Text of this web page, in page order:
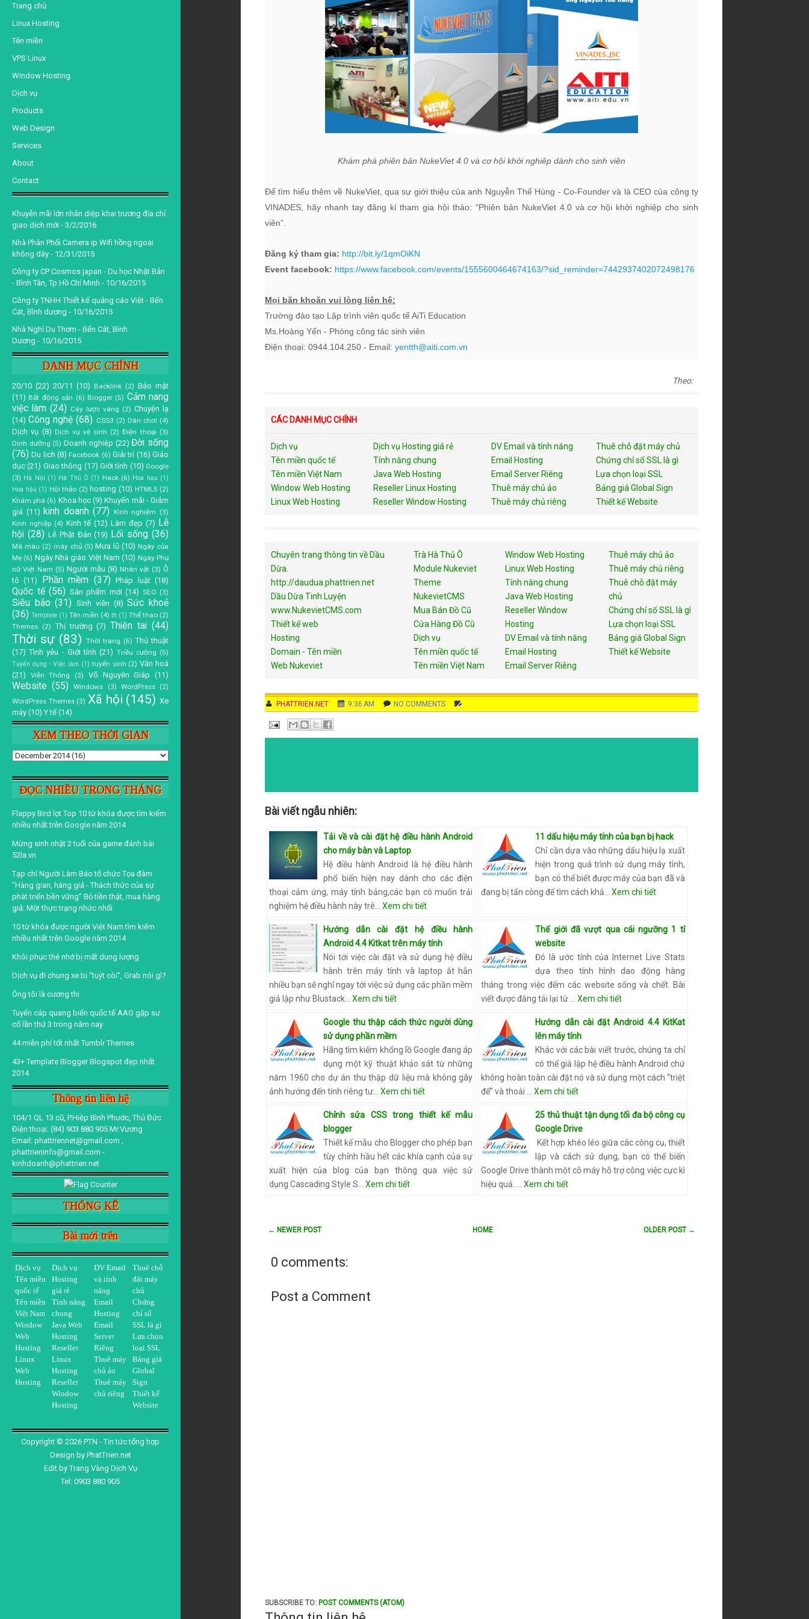
Trang chủ
Linux Hosting
Tên miền
VPS Linux
Window Hosting
Dịch vụ
Products
Web Design
Services
About
Contact
Khuyễn mãi lớn nhân diệp khai trương địa chỉ
giao dịch mới - 3/2/2016
Nhà Phân Phối Camera ip Wifi hồng ngoại
không dây - 12/31/2015
Công ty CP Cosmos japan - Du học Nhật Bản
- Bình Tân, Tp Hồ Chí Minh - 10/16/2015
Công ty TNHH Thiết kế quảng cáo Việt - Bến
Cát, Bình dương - 10/16/2015
Nhà Nghỉ Du Thơm - Bến Cát, Bình
Dương - 10/16/2015
DANH MỤC CHÍNH
20/10 (22) 20/11 (10) Backlink (2) Bảo mật
(11) Bất động sản (6) Blogger (5) Cảm nang
việc làm (24) Cây lược vàng (2) Chuyện lạ
(14) Công nghệ (68) CSS3 (2) Dân chơi (4)
Dịch vụ (8) Dịch vụ vệ sinh (2) Điện thoại (3)
Dinh dưỡng (5) Doanh nghiệp (22) Đời sống
(76) Du lịch (8) Facebook (6) Giải trí (16) Giáo
dục (21) Giao thông (17) Giới tính (10) Google
(3) Hà Nội (1) Hà Thủ Ô (1) Hack (6) Hoa hau (1)
Hoa hậu (1) Hội thảo (2) hosting (10) HTML5 (2)
Khám phá (6) Khoa học (9) Khuyến mãi - Giảm
giá (11) kinh doanh (77) Kinh nghiệm (3)
Kinh nghiệp (4) Kinh tế (12) Làm đẹp (7) Lễ
hội (28) Lễ Phật Đản (19) Lối sống (36)
Mã màu (2) máy chủ (5) Mưa lũ (10) Ngày của
Mẹ (6) Ngày Nhà giáo Việt Nam (10) Ngày Phụ
nữ Việt Nam (5) Người mẫu (8) Nhân vật (3) Ô
tô (11) Phần mềm (37) Pháp luật (18)
Quốc tế (56) Sản phẩm mới (14) SEO (3)
Siêu bão (31) Sinh viên (8) Sức khoẻ
(36) Template (1) Tên miền (4) th (1) Thể thao (2)
Themes (2) Thị trường (7) Thiên tai (44)
Thời sự (83) Thời trang (6) Thủ thuật
(17) Tình yêu - Giới tính (21) Triều cường (5)
Tuyển dụng - Việc làm (1) tuyển sinh (2) Văn hoá
(21)
Viễn Thông (3) Võ Nguyên Giáp (11)
Website (55) Windows (3) WordPress (2)
WordPress Themes (3) Xã hội (145) Xe
máy (10) Y tế (14)
XEM THEO THỜI GIAN
ĐỌC NHIỀU TRONG THÁNG
Flappy Bird lọt Top 10 từ khóa được tìm kiếm
nhiều nhất trên Google năm 2014
Mừng sinh nhật 2 tuổi của game đánh bài
52la.vn
Tạp chí Người Làm Báo tổ chức Tọa đàm
“Hàng gian, hàng giả - Thách thức của sự
phát triển bền vững” Bỏ tiền thật, mua hàng
giả: Một thực trạng nhức nhối
10 từ khóa được người Việt Nam tìm kiếm
nhiều nhất trên Google năm 2014
Khôi phục thẻ nhớ bị mất dung lượng
Dịch vụ đi chung xe bị “tuýt còi”, Grab nói gì?
Ông tôi là cương thi
Tuyến cáp quang biển quốc tế AAG gặp sự
cố lần thứ 3 trong năm nay
44 miễn phí tốt nhất Tumblr Themes
43+ Template Blogger Blogspot đẹp nhất
2014
Thông tin liên hệ
104/1 QL 13 cũ, P.Hiệp Bình Phước, Thủ Đức
Điện thoại: (84) 903 880 905 Mr.Vương
Email: phattriennet@gmail.com ,
phattrieninfo@gmail.com -
kinhdoanh@phattrien.net
THỐNG KÊ
Bài mới trên
Dịch vụ
Tên miền
quốc tế
Tên miền
Việt Nam
Window
Web
Hosting
Linux
Web
Hosting
Dịch vụ
Hosting
giá rẻ
Tính năng
chung
Java Web
Hosting
Reseller
Linux
Hosting
Reseller
Window
Hosting
DV Email
và tính
năng
Email
Hosting
Email
Server
Riêng
Thuê máy
chủ ảo
Thuê máy
chủ riêng
Thuê chỗ
đặt máy
chủ
Chứng
chỉ số
SSL là gì
Lựa chọn
loại SSL
Bảng giá
Global
Sign
Thiết kế
Website
Copyright © 2026 PTN - Tin tức tổng hợp
Design by PhatTrien.net
Edit byTrang Vàng Dịch Vụ
Tel: 0903 880 905
Khám phá phiên bản NukeViet 4.0 và cơ hội khởi nghiêp dành cho sinh viên
Để tìm hiểu thêm về NukeViet, qua sự giới thiệu của anh Nguyễn Thế Hùng -Co-Founder và là CEO của công ty
VINADES,
hãy nhanh tay đăng kí tham gia hội thảo: “Phiên bản NukeViet 4.0 và cơ hội khởi nghiệp cho sinh
viên”.
Đăng ký tham gia: http://bit.ly/1qmOiKN
Event facebook: https://www.facebook.com/events/1555600464674163/?sid_reminder=7442937402072498176
Mọi băn khoăn vui lòng liên hệ:
Trường đào tạo Lập trình viên quốc tế AiTi Education
Ms.Hoàng Yến - Phòng công tác sinh viên
Điện thoại: 0944.104.250 - Email: yentth@aiti.com.vn
Theo:
CÁC DANH MỤC CHÍNH
Dịch vụ
Tên miền quốc tế
Tên miền Việt Nam
Window Web Hosting
Linux Web Hosting
Dịch vụ Hosting giá rẻ
Tính năng chung
Java Web Hosting
Reseller Linux Hosting
Reseller Window Hosting
DV Email và tính năng
Email Hosting
Email Server Riêng
Thuê máy chủ ảo
Thuê máy chủ riêng
Thuê chỗ đặt máy chủ
Chứng chỉ số SSL là gì
Lựa chọn loại SSL
Bảng giá Global Sign
Thiết kế Website
Chuyên trang thông tin về Dầu
Dừa.
http://daudua.phattrien.net
Dầu Dừa Tinh Luyện
www.NukevietCMS.com
Thiết kế web
Hosting
Domain - Tên miền
Web Nukeviet
Trà Hà Thủ Ô
Module Nukeviet
Theme
NukevietCMS
Mua Bán Đồ Cũ
Cửa Hàng Đồ Cũ
Dịch vụ
Tên miền quốc tế
Tên miền Việt Nam
Window Web Hosting
Linux Web Hosting
Tính năng chung
Java Web Hosting
Reseller Window
Hosting
DV Email và tính năng
Email Hosting
Email Server Riêng
Thuê máy chủ ảo
Thuê máy chủ riêng
Thuê chỗ đặt máy
chủ
Chứng chỉ số SSL là gì
Lựa chọn loại SSL
Bảng giá Global Sign
Thiết kế Website
AUTHOR
PHATTRIEN.NET DATE
9:36 AM COMMENTS
NO COMMENTS
E
Bài viết ngẫu nhiên:
Tải về và cài đặt hệ điều hành Android
cho máy bàn và Laptop
Hệ điều hành Android là hệ điều hành
phổ biến hiện nay dành cho các điện
thoại cảm ứng, máy tính bảng,các bạn có muốn trải
nghiệm hệ điều hành này trê…
Xem chi tiết
11 dấu hiệu máy tính của bạn bị hack
Chỉ cần dựa vào những dấu hiệu lạ xuất
hiện trong quá trình sử dụng máy tính,
bạn có thể biết được máy của bạn đã và
đang bị tấn công để tìm cách khắ…
Xem chi tiết
Hướng dẫn cài đặt hệ điều hành
Android 4.4 Kitkat trên máy tính
Nói tới việc cài đặt và sử dụng hệ điều
hành trên máy tính và laptop ắt hẳn
nhiều bạn sẽ nghĩ ngay tới việc sử dụng các phần mềm
giả lập như Blustack…
Xem chi tiết
Thế giới đã vượt qua cái ngưỡng 1 tỉ
website
Đó là ước tính của Internet Live Stats
dựa theo tính hình dao động hàng
tháng trong việc đếm các website sống và chết. Bài
viết được đăng tải lại từ …
Xem chi tiết
Google thu thập cách thức người dùng
sử dụng phần mềm
Hãng tìm kiếm khổng lồ Google đang áp
dụng một kỹ thuật khảo sát từ những
năm 1960 cho dự án thu thập dữ liệu mà không gây
ảnh hưởng đến tính riêng tư…
Xem chi tiết
Hướng dẫn cài đặt Android 4.4 KitKat
lên máy tính
Khác với các bài viết trước, chúng ta chỉ
có thể giả lập hệ điều hành Android chứ
không hoàn toàn cài đặt nó và sử dụng một cách “triệt
để” và thoải …
Xem chi tiết
Chỉnh sửa CSS trong thiết kế mẫu
blogger
Thiết kế mẫu cho Blogger cho phép bạn
tùy chỉnh hầu hết các khía cạnh của sự
xuất hiện của blog của bạn thông qua việc sử
dụng Cascading Style S…
Xem chi tiết
25 thủ thuật tận dụng tối đa bộ công cụ
Google Drive
Kết hợp khéo léo giữa các công cụ, thiết
lập và cách sử dụng, bạn có thể biến
Google Drive thành một cỗ máy hỗ trợ công việc cực kì
hiệu quả. …
Xem chi tiết
← NEWER POST OLDER POST →
HOME
0 comments:
Post a Comment
SUBSCRIBE TO: POST COMMENTS (ATOM)